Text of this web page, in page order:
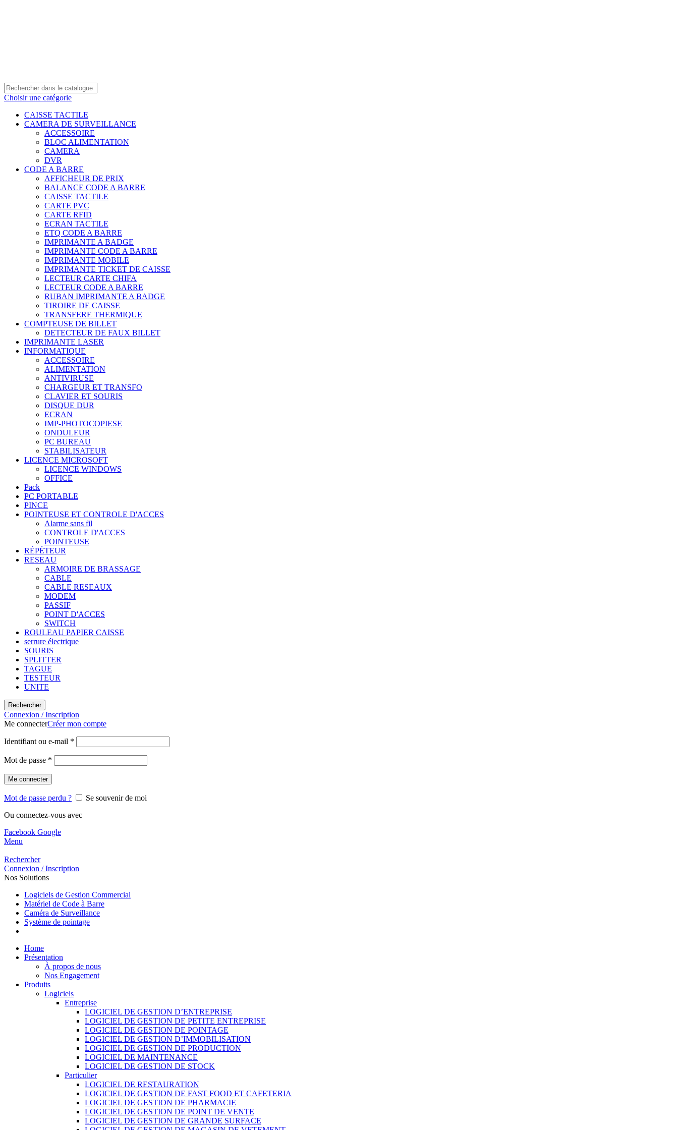
Choisir une catégorie
CAISSE TACTILE
CAMERA DE SURVEILLANCE
ACCESSOIRE
BLOC ALIMENTATION
CAMERA
DVR
CODE A BARRE
AFFICHEUR DE PRIX
BALANCE CODE A BARRE
CAISSE TACTILE
CARTE PVC
CARTE RFID
ECRAN TACTILE
ETQ CODE A BARRE
IMPRIMANTE A BADGE
IMPRIMANTE CODE A BARRE
IMPRIMANTE MOBILE
IMPRIMANTE TICKET DE CAISSE
LECTEUR CARTE CHIFA
LECTEUR CODE A BARRE
RUBAN IMPRIMANTE A BADGE
TIROIRE DE CAISSE
TRANSFERE THERMIQUE
COMPTEUSE DE BILLET
DETECTEUR DE FAUX BILLET
IMPRIMANTE LASER
INFORMATIQUE
ACCESSOIRE
ALIMENTATION
ANTIVIRUSE
CHARGEUR ET TRANSFO
CLAVIER ET SOURIS
DISQUE DUR
ECRAN
IMP-PHOTOCOPIESE
ONDULEUR
PC BUREAU
STABILISATEUR
LICENCE MICROSOFT
LICENCE WINDOWS
OFFICE
Pack
PC PORTABLE
PINCE
POINTEUSE ET CONTROLE D'ACCES
Alarme sans fil
CONTROLE D'ACCES
POINTEUSE
RÉPÉTEUR
RESEAU
ARMOIRE DE BRASSAGE
CABLE
CABLE RESEAUX
MODEM
PASSIF
POINT D'ACCES
SWITCH
ROULEAU PAPIER CAISSE
serrure électrique
SOURIS
SPLITTER
TAGUE
TESTEUR
UNITE
Rechercher
Connexion / Inscription
Me connecterCréer mon compte
Identifiant ou e-mail *
Mot de passe *
Me connecter
Mot de passe perdu ?
Se souvenir de moi
Ou connectez-vous avec
Facebook Google
Menu
Rechercher
Connexion / Inscription
Nos Solutions
Logiciels de Gestion Commercial
Matériel de Code à Barre
Caméra de Surveillance
Système de pointage
Home
Présentation
À propos de nous
Nos Engagement
Produits
Logiciels
Entreprise
LOGICIEL DE GESTION D’ENTREPRISE
LOGICIEL DE GESTION DE PETITE ENTREPRISE
LOGICIEL DE GESTION DE POINTAGE
LOGICIEL DE GESTION D’IMMOBILISATION
LOGICIEL DE GESTION DE PRODUCTION
LOGICIEL DE MAINTENANCE
LOGICIEL DE GESTION DE STOCK
Particulier
LOGICIEL DE RESTAURATION
LOGICIEL DE GESTION DE FAST FOOD ET CAFETERIA
LOGICIEL DE GESTION DE PHARMACIE
LOGICIEL DE GESTION DE POINT DE VENTE
LOGICIEL DE GESTION DE GRANDE SURFACE